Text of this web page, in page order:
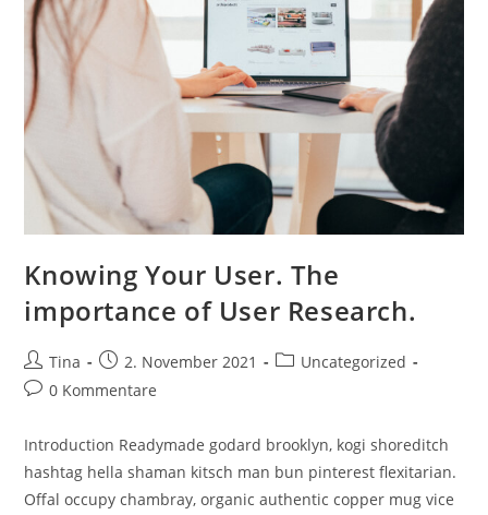
Knowing Your User. The
importance of User Research.
Beitrags-
Autor:
Tina
Beitrag
veröffentlicht:
2. November 2021
Beitrags-
Uncategorized
Beitrags-
0 Kommentare
Introduction Readymade godard brooklyn, kogi shoreditch
hashtag hella shaman kitsch man bun pinterest flexitarian.
Offal occupy chambray, organic authentic copper mug vice